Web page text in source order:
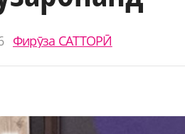
Фирӯза САТТОРӢ